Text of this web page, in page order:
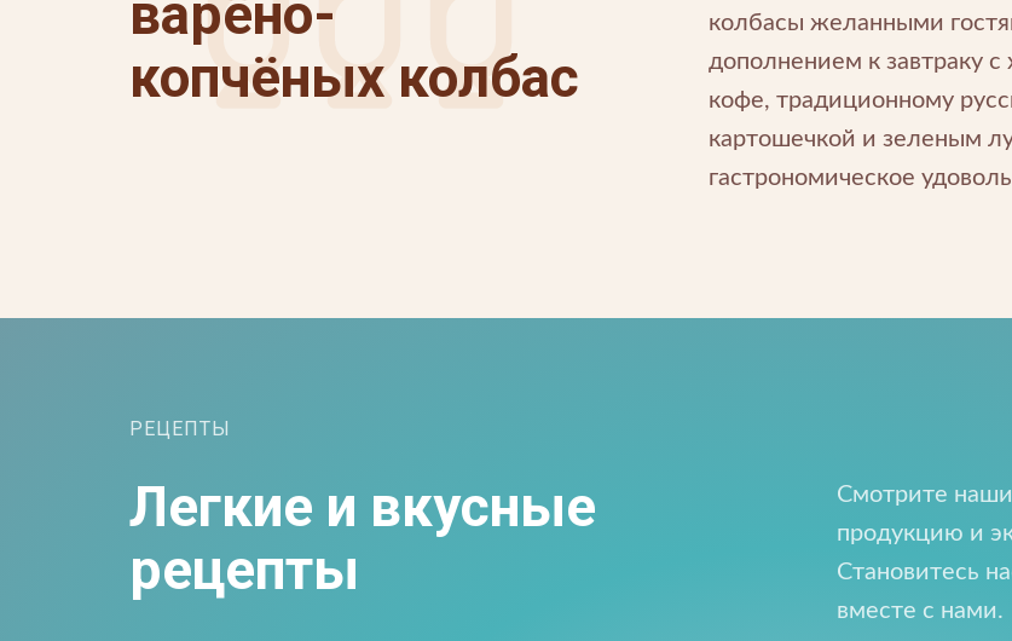
варёно-
копчёных колбас
колбасы желанными
дополнением к завтраку
кофе, традиционному
картошечкой и зеленым
гастрономическое
РЕЦЕПТЫ
Легкие и вкусные
рецепты
Смотрите
продукцию и
Становитесь
вместе с нами.
Напишите нам
Мы открыты для любых вопросов и предложений
Подпишитесь на
Мы будем присылать вам только самое важное